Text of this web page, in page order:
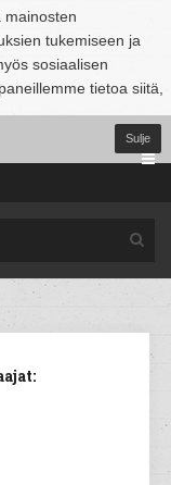
mainosten
tukemiseen ja
sosiaalisen
tietoa siitä,
Sulje